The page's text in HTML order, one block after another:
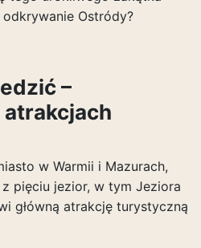
Ostródy?
–
w Warmii i Mazurach,
pięciu jezior, w tym Jeziora
główną atrakcję turystyczną